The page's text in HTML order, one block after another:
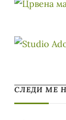
СЛЕДИ МЕ